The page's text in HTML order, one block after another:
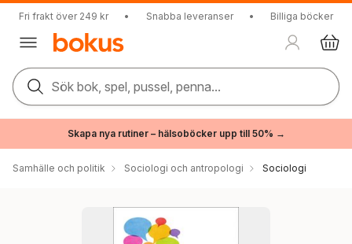
Fri frakt över 249 kr • Snabba leveranser • Billiga böcker
Sök bok, spel, pussel, penna...
Skapa nya rutiner – hälsoböcker upp till 50% →
Samhälle och politik Sociologi och antropologi Sociologi